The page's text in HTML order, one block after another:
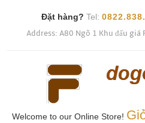
Đặt hàng? Tel:
Address: A80 Ngõ 1 Khu đấu giá
Welcome to our Online Store!